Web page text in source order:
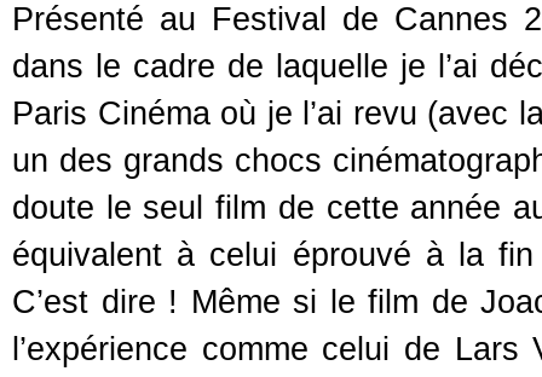
Présenté au Festival de Cannes
dans le cadre de laquelle je l’ai
Paris Cinéma où je l’ai revu (avec
un des grands chocs
doute le seul film de cette année
équivalent à celui éprouvé à la
C’est dire ! Même si le film de
l’expérience comme celui de